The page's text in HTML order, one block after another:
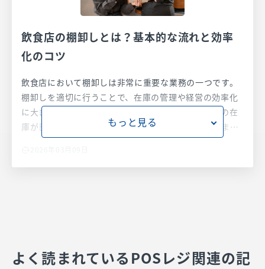
飲食店の棚卸しとは？基本的な流れと効率
化のコツ
飲食店において棚卸しは非常に重要な業務の一つです。
棚卸しを適切に行うことで、在庫の管理や経営の効率化
に大きく寄与します。特に飲食店では、食品や飲料の在
庫が日々変動するため、正確な在庫管理が求められま
す。また、棚卸しは売上総利益の把握や確定申告など、
飲食店の棚卸しについて、基本的な流れや効率化のコツ
もっと見る
よく読まれているPOSレジ関連の記